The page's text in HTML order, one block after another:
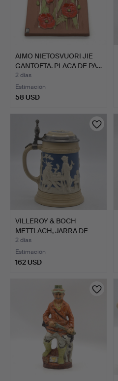
AIMO NIETOSVUORI JIE
GANTOFTA. PLACA DE PA…
2 días
Estimación
58 USD
VILLEROY & BOCH
METTLACH, JARRA DE
GRES, N…
2 días
Estimación
162 USD